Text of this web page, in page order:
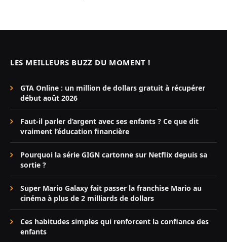
LES MEILLEURS BUZZ DU MOMENT !
GTA Online : un million de dollars gratuit à récupérer
début août 2026
Faut-il parler d’argent avec ses enfants ? Ce que dit
vraiment l’éducation financière
Pourquoi la série GIGN cartonne sur Netflix depuis sa
sortie ?
Super Mario Galaxy fait passer la franchise Mario au
cinéma à plus de 2 milliards de dollars
Ces habitudes simples qui renforcent la confiance des
enfants